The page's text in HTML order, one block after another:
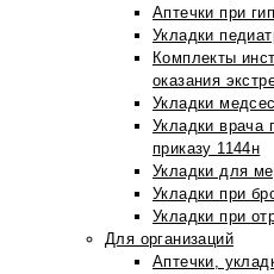
Аптечки при
Укладки
Комплекты
оказания
Укладки
Укладки врача
приказу 1144н
Укладки для
Укладки при
Укладки при
Для организаций
Аптечки,